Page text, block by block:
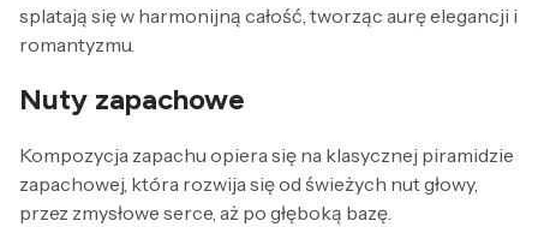
splatają się w harmonijną całość, tworząc aurę elegancji i
romantyzmu.
Nuty zapachowe
Kompozycja zapachu opiera się na klasycznej piramidzie
zapachowej, która rozwija się od świeżych nut głowy,
przez zmysłowe serce, aż po głęboką bazę.